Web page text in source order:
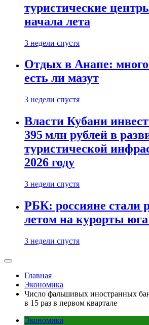
туристические
начала лета
3 недели спустя
Отдых в Анапе:
есть ли мазут
3 недели спустя
Власти Кубани
395 млн рублей в
туристической
2026 году
3 недели спустя
РБК: россияне стали
летом на курорты
3 недели спустя
Главная
Экономика
Число фальшивых иностранных
в 15 раз в первом квартале
Экономика